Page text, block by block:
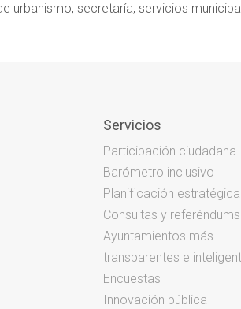
urbanismo, secretaría, servicios
Servicios
Participación ciudadana
Barómetro inclusivo
Planificación estratégica
Consultas y referéndums
Ayuntamientos más
transparentes e
Encuestas
Innovación pública